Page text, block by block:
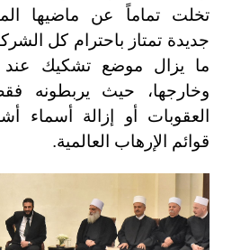
تخلت تماماً عن ماضيها
جديدة تمتاز باحترام كل
ما يزال موضع تشكيك عند
وخارجها، حيث يربطونه
العقوبات أو إزالة
قوائم الإرهاب العالمية.